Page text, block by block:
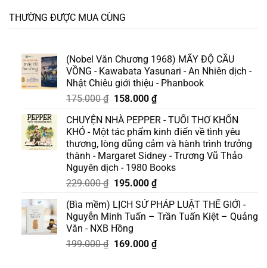
THƯỜNG ĐƯỢC MUA CÙNG
(Nobel Văn Chương 1968) MẤY ĐỘ CẦU
VỒNG - Kawabata Yasunari - An Nhiên dịch -
Nhật Chiêu giới thiệu - Phanbook
175.000₫ Giá
là:
175.000 ₫.
158.000 ₫Giá
tại
là:
158.000 ₫.
CHUYỆN NHÀ PEPPER - TUỔI THƠ KHỐN
KHÓ - Một tác phẩm kinh điển về tình yêu
thương, lòng dũng cảm và hành trình trưởng
thành - Margaret Sidney - Trương Vũ Thảo
Nguyên dịch - 1980 Books
229.000₫ Giá
là:
229.000 ₫.
195.000 ₫Giá
tại
là:
(Bìa mềm) LỊCH SỬ PHÁP LUẬT THẾ GIỚI -
Nguyễn Minh Tuấn – Trần Tuấn Kiệt – Quảng
Văn - NXB Hồng
199.000₫ Giá
169.000 ₫Giá